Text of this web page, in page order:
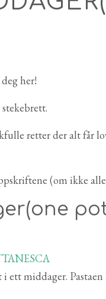
her!
retter der alt får
(om ikke
ett middager. Pastaen